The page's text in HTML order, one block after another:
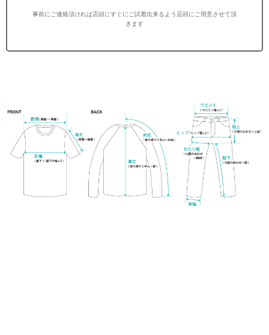
事前にご連絡頂ければ店頭にすぐにご試着出来るよう店頭にご用意させて頂
きます